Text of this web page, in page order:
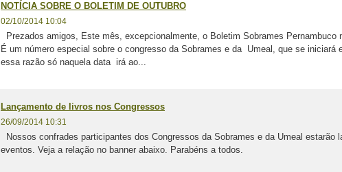
NOTÍCIA SOBRE O BOLETIM DE OUTUBRO
02/10/2014 10:04
Prezados amigos, Este mês, excepcionalmente, o Boletim Sobrames Pernambuco
É um número especial sobre o congresso da Sobrames e da Umeal, que se iniciará
essa razão só naquela data irá ao...
Lançamento de livros nos Congressos
26/09/2014 10:31
Nossos confrades participantes dos Congressos da Sobrames e da Umeal estarão
eventos. Veja a relação no banner abaixo. Parabéns a todos.